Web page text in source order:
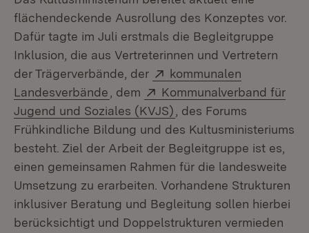
flächendeckende Ausrollung des Konzeptes vor.
Dafür tagte im Juli erstmals die Begleitgruppe
Inklusion, die aus Vertreterinnen und Vertretern
der Trägerverbände, der
Extern:
kommunalen
Landesverbände (Öffnet in neuem Fenster)
, dem Extern:
Kommunalverband für
Jugend und Soziales (KVJS) (Öffnet in neuem
, des Forums
Frühkindliche Bildung und des Kultusministeriums
besteht. Ziel der Arbeit der Begleitgruppe ist es,
einen gemeinsamen Rahmen für die landesweite
Umsetzung zu erarbeiten. Vorhandene Strukturen
inklusiver Beratung und Begleitung sollen hierbei
berücksichtigt und Doppelstrukturen vermieden